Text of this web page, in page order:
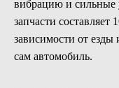
вибрацию и
запчасти составляет
зависимости от езды
сам автомобиль.